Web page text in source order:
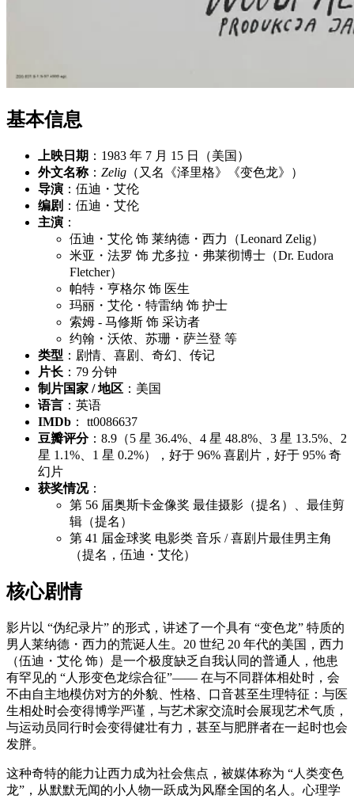
基本信息
上映日期 ：1983 年 7 月 15 日（美国）
外文名称： Zelig （又名《泽里格》《变色龙》）
导演 ：伍迪・艾伦
编剧 ：伍迪・艾伦
主演 ：
伍迪・艾伦 饰 莱纳德・西力（Leonard Zelig）
米亚・法罗 饰 尤多拉・弗莱彻博士（Dr. Eudora
Fletcher）
帕特・亨格尔 饰 医生
玛丽・艾伦・特雷纳 饰 护士
索姆 - 马修斯 饰 采访者
约翰・沃侬、苏珊・萨兰登 等
类型 ：剧情、喜剧、奇幻、传记
片长 ：79 分钟
制片国家 / 地区 ：美国
语言 ：英语
IMDb ： tt0086637
豆瓣评分：8.9（5 星 36.4%、4 星 48.8%、3 星 13.5%、2
星 1.1%、1 星 0.2%），好于 96% 喜剧片，好于 95% 奇
幻片
获奖情况：
第 56 届奥斯卡金像奖 最佳摄影（提名）、最佳剪
辑（提名）
第 41 届金球奖 电影类 音乐 / 喜剧片最佳男主角
（提名，伍迪・艾伦）
核心剧情
影片以 “伪纪录片” 的形式，讲述了一个具有 “变色龙” 特质的
男人莱纳德・西力的荒诞人生。20 世纪 20 年代的美国，西力
（伍迪・艾伦 饰）是一个极度缺乏自我认同的普通人，他患
有罕见的 “人形变色龙综合征”—— 在与不同群体相处时，会
不由自主地模仿对方的外貌、性格、口音甚至生理特征：与医
生相处时会变得博学严谨，与艺术家交流时会展现艺术气质，
与运动员同行时会变得健壮有力，甚至与肥胖者在一起时也会
发胖。
这种奇特的能力让西力成为社会焦点，被媒体称为 “人类变色
龙”，从默默无闻的小人物一跃成为风靡全国的名人。心理学